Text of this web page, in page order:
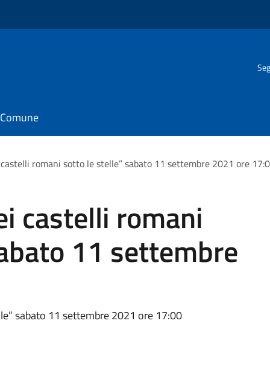
romani sotto le stelle” sabato 11 settembre 2021 ore
castelli romani
11 settembre
sabato 11 settembre 2021 ore 17:00